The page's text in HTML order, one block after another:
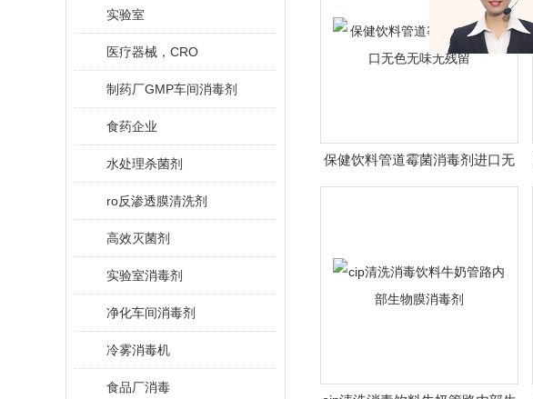
实验室
医疗器械，CRO
制药厂GMP车间消毒剂
食药企业
水处理杀菌剂
ro反渗透膜清洗剂
高效灭菌剂
实验室消毒剂
净化车间消毒剂
冷雾消毒机
食品厂消毒
保健饮料管道霉菌消毒剂进口无
色无味无残留